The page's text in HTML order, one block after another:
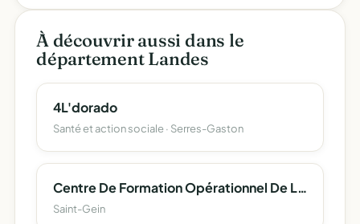
À découvrir aussi dans le
département Landes
4L'dorado
Santé et action sociale · Serres-Gaston
Centre De Formation Opérationnel De La Restauration & Du Tourisme (Cfort)
Saint-Gein